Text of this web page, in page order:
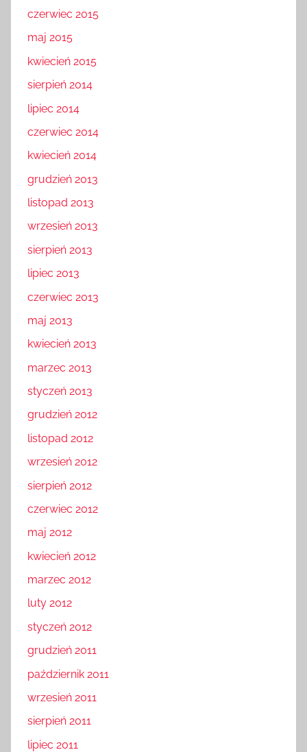
czerwiec 2015
maj 2015
kwiecień 2015
sierpień 2014
lipiec 2014
czerwiec 2014
kwiecień 2014
grudzień 2013
listopad 2013
wrzesień 2013
sierpień 2013
lipiec 2013
czerwiec 2013
maj 2013
kwiecień 2013
marzec 2013
styczeń 2013
grudzień 2012
listopad 2012
wrzesień 2012
sierpień 2012
czerwiec 2012
maj 2012
kwiecień 2012
marzec 2012
luty 2012
styczeń 2012
grudzień 2011
październik 2011
wrzesień 2011
sierpień 2011
lipiec 2011